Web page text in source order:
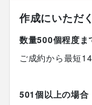
作成にいただ
数量500個程度ま
ご成約から最短
501個以上の場合